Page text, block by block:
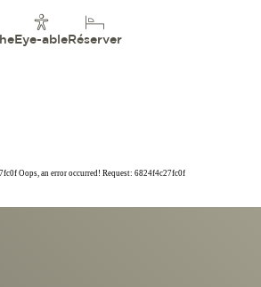
Eye-able Réserver
Oops, an error occurred! Request: 6824f4c27fc0f